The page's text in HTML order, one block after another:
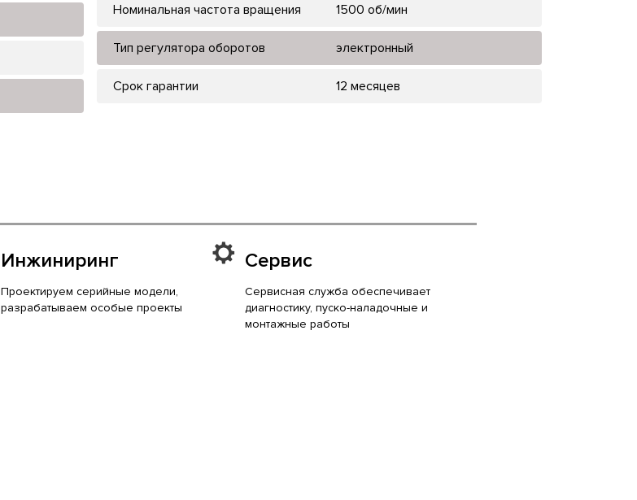
Номинальная частота вращения 1500 об/мин
Тип регулятора оборотов электронный
Срок гарантии 12 месяцев
Инжиниринг
Проектируем серийные модели,
разрабатываем особые проекты
Сервис
Сервисная служба обеспечивает
диагностику, пуско-наладочные и
монтажные работы